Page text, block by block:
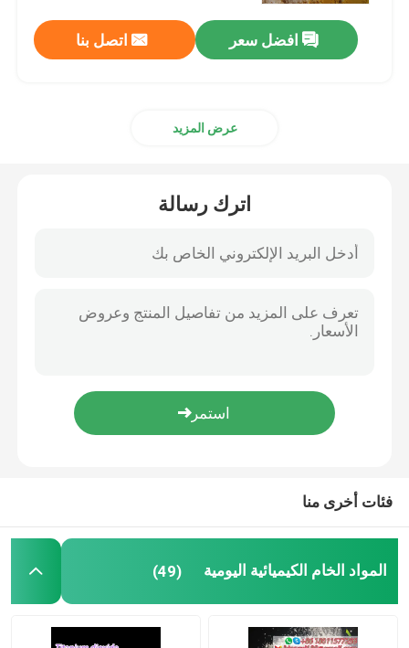
فيديوهات
رقابة جودة
اطلب اقتباس
افضل سعر اتصل بنا
عرض المزيد
اترك رسالة
فئات أخرى منا
المواد الخام الكيميائية اليومية (49)